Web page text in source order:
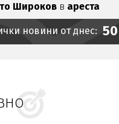
Широков в ареста
новини от днес: 50